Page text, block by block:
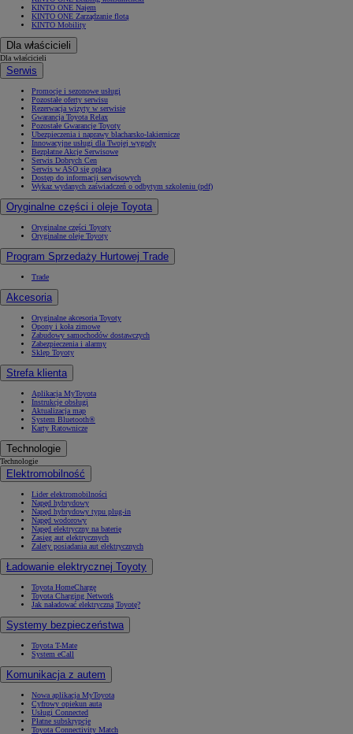
KINTO ONE Najem
KINTO ONE Zarządzanie flotą
KINTO Mobility
Dla właścicieli
Dla właścicieli
Serwis
Promocje i sezonowe usługi
Pozostałe oferty serwisu
Rezerwacja wizyty w serwisie
Gwarancja Toyota Relax
Pozostałe Gwarancje Toyoty
Ubezpieczenia i naprawy blacharsko-lakiernicze
Innowacyjne usługi dla Twojej wygody
Bezpłatne Akcje Serwisowe
Serwis Dobrych Cen
Serwis w ASO się opłaca
Dostęp do informacji serwisowych
Wykaz wydanych zaświadczeń o odbytym szkoleniu (pdf)
Oryginalne części i oleje Toyota
Oryginalne części Toyoty
Oryginalne oleje Toyoty
Program Sprzedaży Hurtowej Trade
Trade
Akcesoria
Oryginalne akcesoria Toyoty
Opony i koła zimowe
Zabudowy samochodów dostawczych
Zabezpieczenia i alarmy
Sklep Toyoty
Strefa klienta
Aplikacja MyToyota
Instrukcje obsługi
Aktualizacja map
System Bluetooth®
Karty Ratownicze
Technologie
Technologie
Elektromobilność
Lider elektromobilności
Napęd hybrydowy
Napęd hybrydowy typu plug-in
Napęd wodorowy
Napęd elektryczny na baterię
Zasięg aut elektrycznych
Zalety posiadania aut elektrycznych
Ładowanie elektrycznej Toyoty
Toyota HomeCharge
Toyota Charging Network
Jak naładować elektryczną Toyotę?
Systemy bezpieczeństwa
Toyota T-Mate
System eCall
Komunikacja z autem
Nowa aplikacja MyToyota
Cyfrowy opiekun auta
Usługi Connected
Płatne subskrypcje
Toyota Connectivity Match